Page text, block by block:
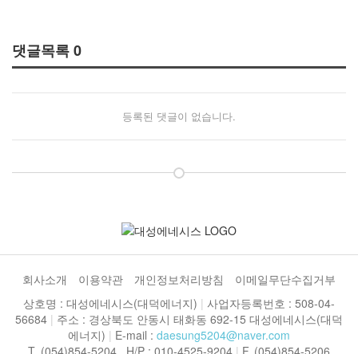
댓글목록0
등록된 댓글이 없습니다.
회사소개 이용약관 개인정보처리방침
이메일무단수집거부
상호명 : 대성에네시스(대덕에너지) | 사업자등록번호 : 508-04-
56684 | 주소 : 경상북도 안동시 태화동 692-15 대성에네시스(대덕
에너지) | E-mail : daesung5204@naver.com